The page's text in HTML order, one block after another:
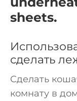
сделать
Сделать
комнату в